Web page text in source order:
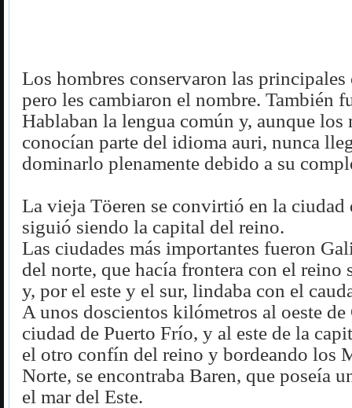
Los hombres conservaron las principales
pero les cambiaron el nombre. También
Hablaban la lengua común y, aunque los
conocían parte del idioma auri, nunca
dominarlo plenamente debido a su
La vieja Töeren se convirtió en la ciudad
siguió siendo la capital del reino.
Las ciudades más importantes fueron
del norte, que hacía frontera con el reino
y, por el este y el sur, lindaba con el
A unos doscientos kilómetros al oeste de
ciudad de Puerto Frío, y al este de la
el otro confín del reino y bordeando los
Norte, se encontraba Baren, que poseía
el mar del Este.